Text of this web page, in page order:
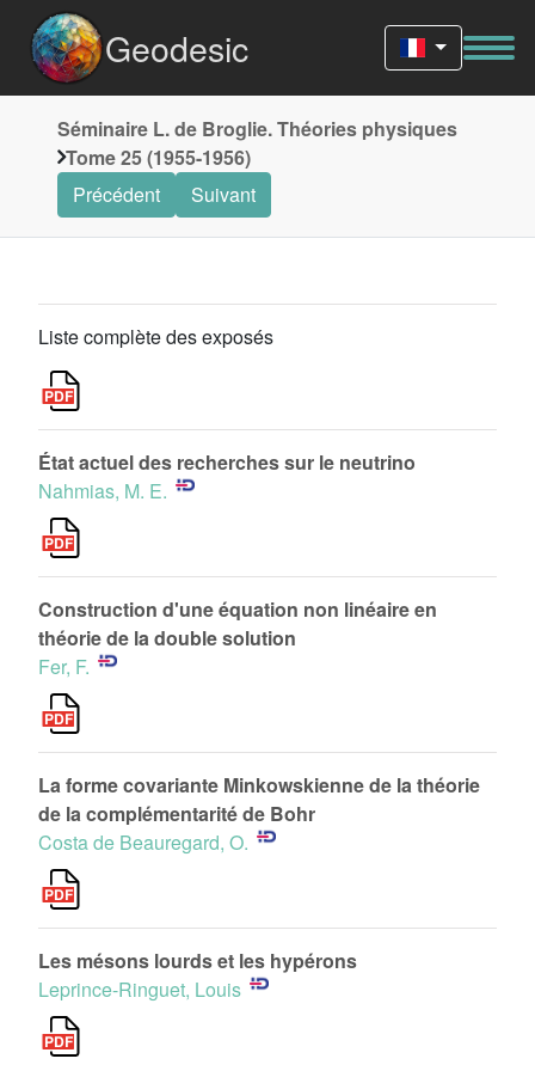
Geodesic
Séminaire L. de Broglie. Théories physiques
Tome 25 (1955-1956)
Précédent
Suivant
Liste complète des exposés
État actuel des recherches sur le neutrino
Nahmias, M. E.
Construction d'une équation non linéaire en
théorie de la double solution
Fer, F.
La forme covariante Minkowskienne de la théorie
de la complémentarité de Bohr
Costa de Beauregard, O.
Les mésons lourds et les hypérons
Leprince-Ringuet, Louis